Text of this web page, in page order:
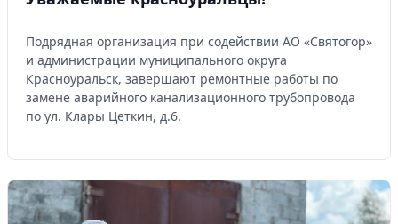
Подрядная организация при содействии АО «Святогор»
и администрации муниципального округа
Красноуральск, завершают ремонтные работы по
замене аварийного канализационного трубопровода
по ул. Клары Цеткин, д.6.